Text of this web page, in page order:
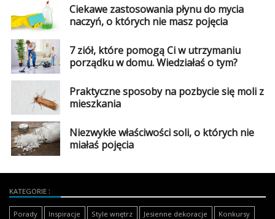
Ciekawe zastosowania płynu do mycia
naczyń, o których nie masz pojęcia
7 ziół, które pomogą Ci w utrzymaniu
porządku w domu. Wiedziałaś o tym?
Praktyczne sposoby na pozbycie się moli z
mieszkania
Niezwykłe właściwości soli, o których nie
miałaś pojęcia
KATEGORIE
Porady Inspiracje Style wnętrz Jesienne dekoracje Konkursy